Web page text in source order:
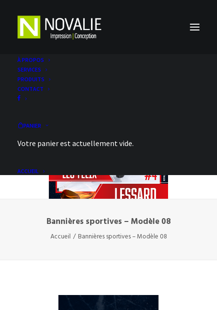
À PROPOS
SERVICES
PRODUITS
CONTACT
PANIER
Votre panier est actuellement vide.
ACCUEIL
Bannières sportives – Modèle 08
Accueil Bannières sportives – Modèle 08